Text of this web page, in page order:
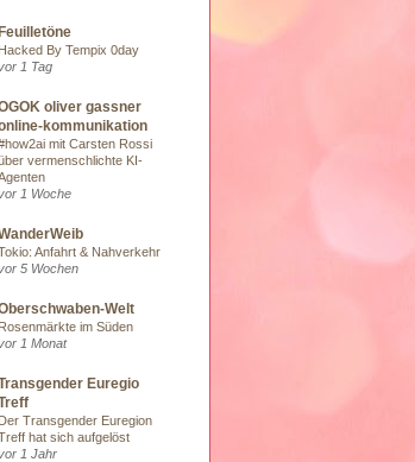
Feuilletöne
Hacked By Tempix 0day
1 Tag
oliver gassner
kommunikation
mit Carsten Rossi
vermenschlichte KI-
1 Woche
Anfahrt & Nahverkehr
5 Wochen
Welt
Rosenmärkte im Süden
1 Monat
Euregio
Der Transgender Euregion
hat sich aufgelöst
1 Jahr